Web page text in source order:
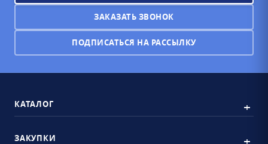
ЗАКАЗАТЬ ЗВОНОК
ПОДПИСАТЬСЯ НА РАССЫЛКУ
КАТАЛОГ
ЗАКУПКИ